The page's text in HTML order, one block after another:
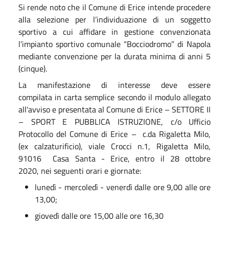
Si rende noto che il Comune di Erice intende procedere
alla selezione per l’individuazione di un soggetto
sportivo a cui affidare in gestione convenzionata
l’impianto sportivo comunale “Bocciodromo” di Napola
mediante convenzione per la durata minima di anni 5
(cinque).
La manifestazione di interesse deve essere
compilata in carta semplice secondo il modulo allegato
all'avviso e presentata al Comune di Erice – SETTORE II
– SPORT E PUBBLICA ISTRUZIONE, c/o Ufficio
Protocollo del Comune di Erice – c.da Rigaletta Milo,
(ex calzaturificio), viale Crocci n.1, Rigaletta Milo,
91016 Casa Santa - Erice,entro il 28 ottobre
2020, nei seguenti orari e giornate:
lunedì - mercoledì - venerdì dalle ore 9,00 alle ore
13,00;
giovedì dalle ore 15,00 alle ore 16,30